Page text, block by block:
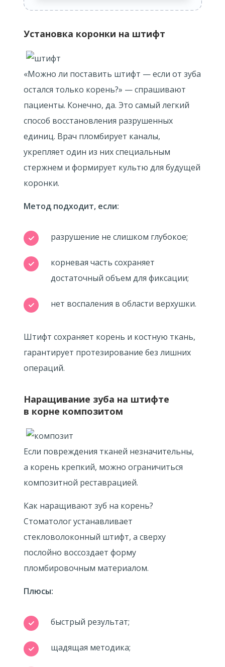
Установка коронки на штифт
«Можно ли поставить штифт — если от зуба
остался только корень?» — спрашивают
пациенты. Конечно, да. Это самый легкий
способ восстановления разрушенных
единиц. Врач пломбирует каналы,
укрепляет один из них специальным
стержнем и формирует культю для будущей
коронки.
Метод подходит, если:
разрушение не слишком глубокое;
корневая часть сохраняет
достаточный объем для фиксации;
нет воспаления в области верхушки.
Штифт сохраняет корень и костную ткань,
гарантирует протезирование без лишних
операций.
Наращивание зуба на штифте
в корне композитом
Если повреждения тканей незначительны,
а корень крепкий, можно ограничиться
композитной реставрацией.
Как наращивают зуб на корень?
Стоматолог устанавливает
стекловолоконный штифт, а сверху
послойно воссоздает форму
пломбировочным материалом.
Плюсы:
быстрый результат;
щадящая методика;